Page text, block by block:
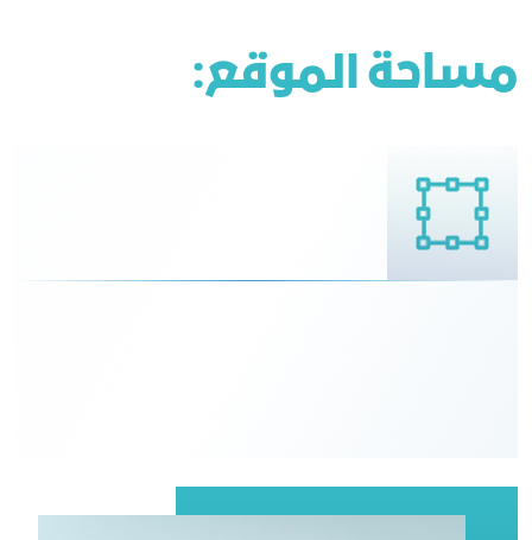
مساحة الموقع: